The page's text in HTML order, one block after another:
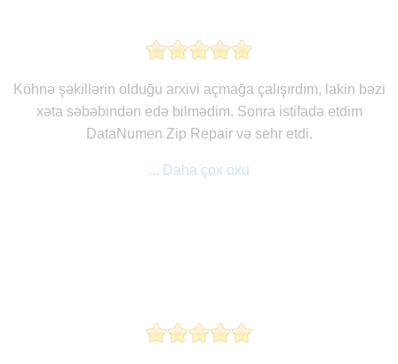
Köhnə şəkillərin olduğu arxivi açmağa çalışırdım, lakin bəzi
xəta səbəbindən edə bilmədim. Sonra istifadə etdim
DataNumen Zip Repair və sehr etdi.
... Daha çox oxu